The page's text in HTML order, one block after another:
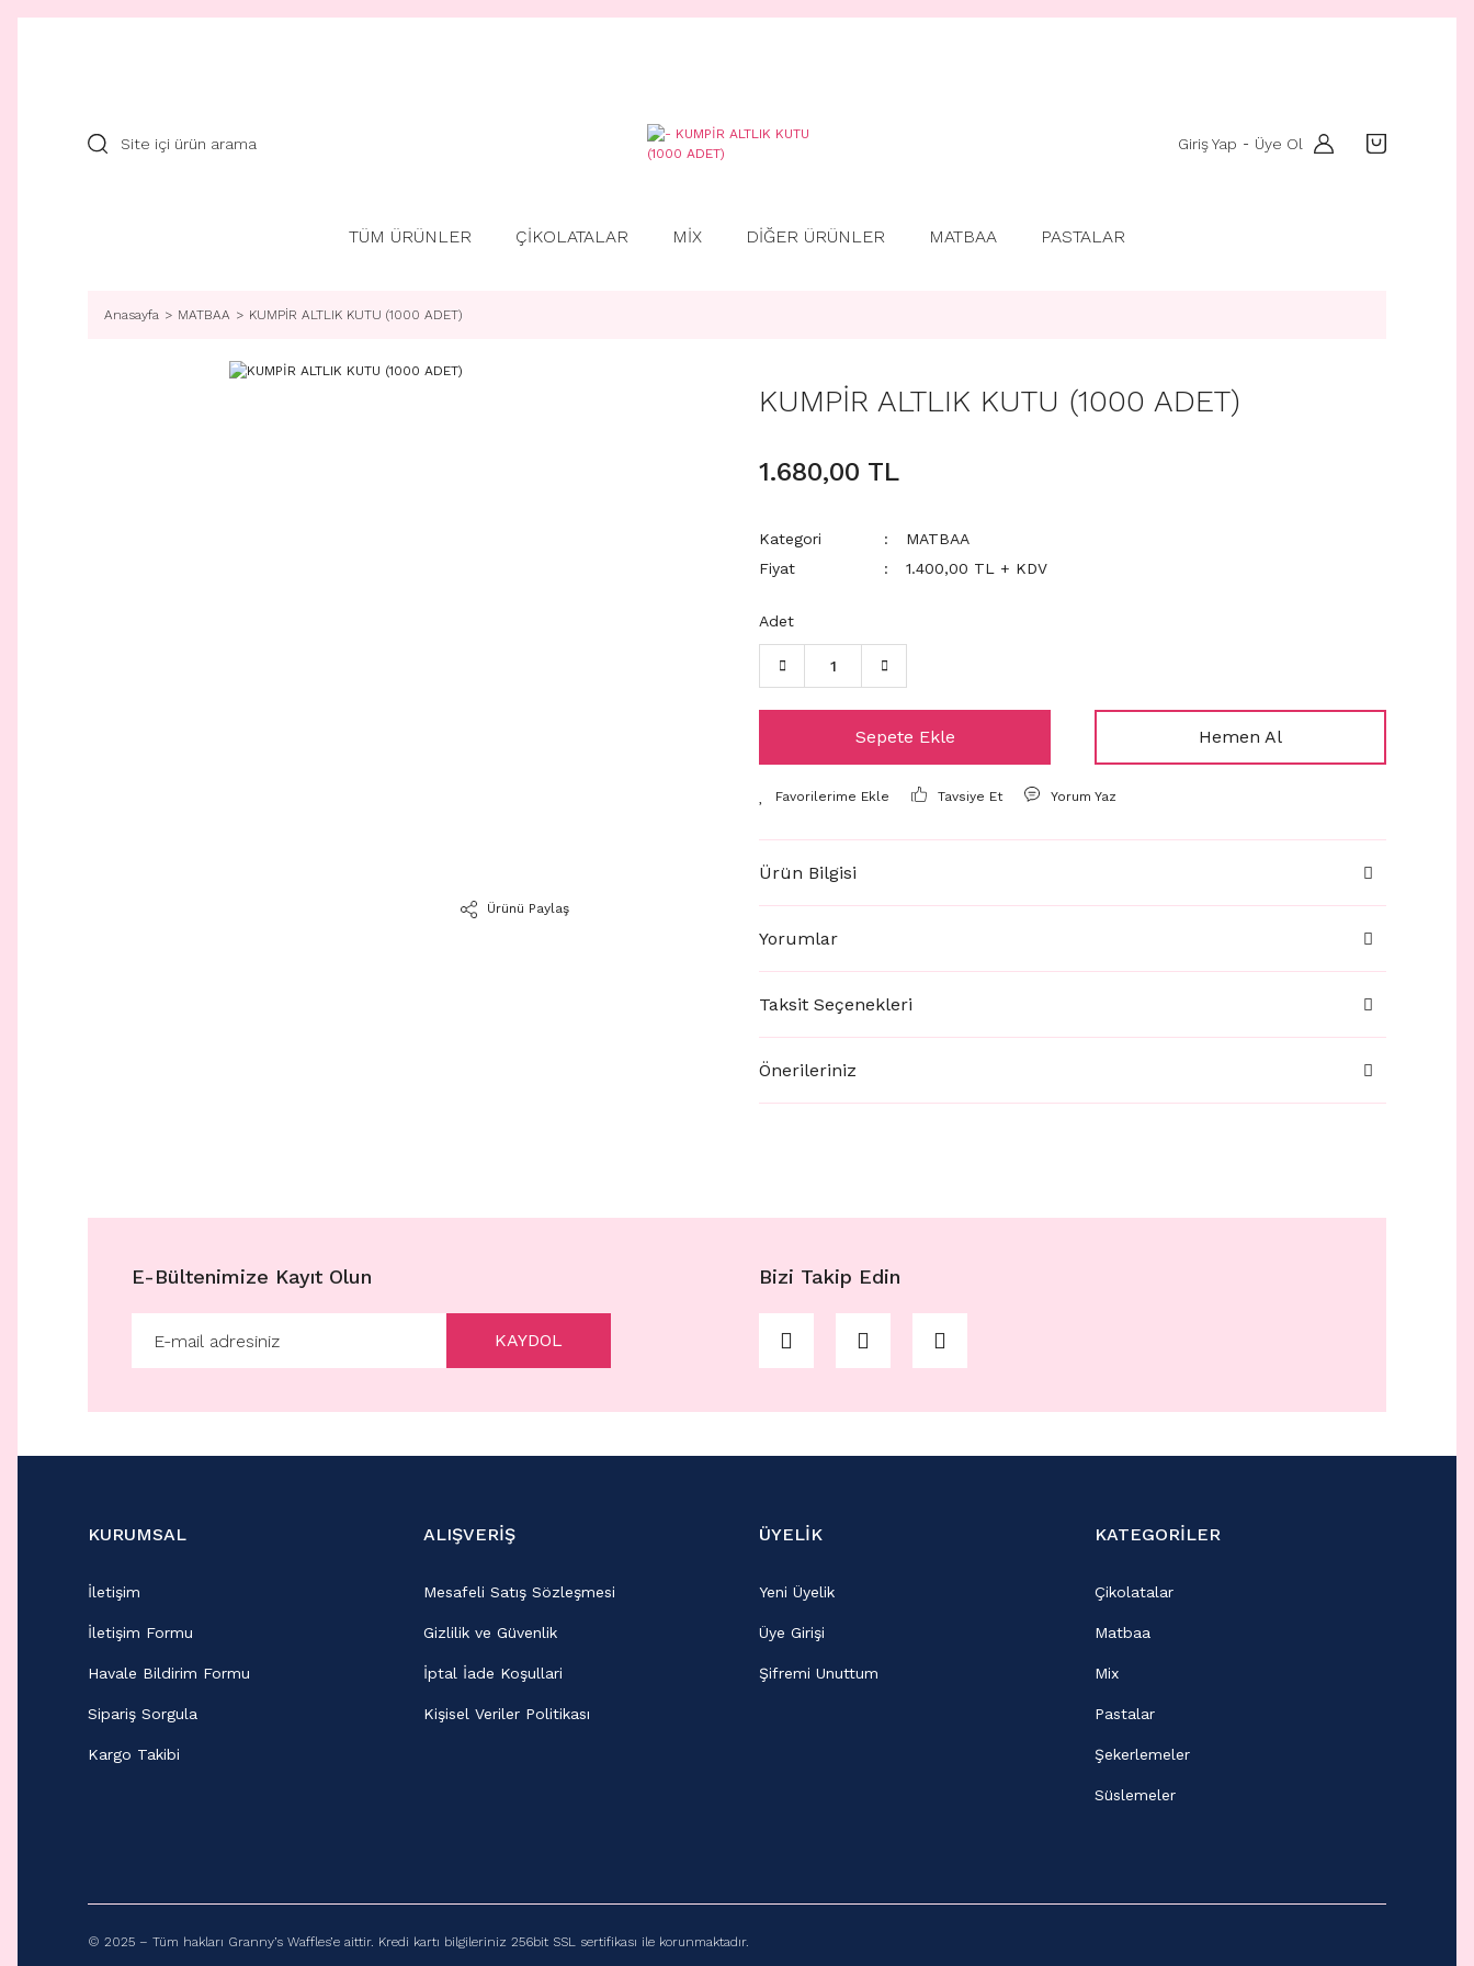
Giriş Yap - Üye Ol
TÜM ÜRÜNLER ÇİKOLATALAR MİX DİĞER ÜRÜNLER MATBAA PASTALAR
Anasayfa MATBAA KUMPİR ALTLIK KUTU (1000 ADET)
Ürünü Paylaş
KUMPİR ALTLIK KUTU (1000 ADET)
1.680,00 TL
Kategori
MATBAA
Fiyat
1.400,00 TL + KDV
Adet
Sepete Ekle Hemen Al
Tavsiye Et Yorum Yaz
Ürün Bilgisi
Yorumlar
Taksit Seçenekleri
Önerileriniz
E-Bültenimize Kayıt Olun
KAYDOL
Bizi Takip Edin
KURUMSAL
İletişim
İletişim Formu
Havale Bildirim Formu
Sipariş Sorgula
Kargo Takibi
ALIŞVERİŞ
Mesafeli Satış Sözleşmesi
Gizlilik ve Güvenlik
İptal İade Koşullari
Kişisel Veriler Politikası
ÜYELİK
Yeni Üyelik
Üye Girişi
Şifremi Unuttum
KATEGORİLER
Çikolatalar
Matbaa
Mix
Pastalar
Şekerlemeler
Süslemeler
© 2025 – Tüm hakları Granny’s Waffles’e aittir. Kredi kartı bilgileriniz 256bit SSL sertifikası ile korunmaktadır.